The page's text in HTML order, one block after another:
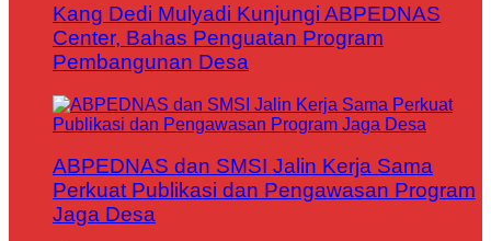
Kang Dedi Mulyadi Kunjungi ABPEDNAS
Center, Bahas Penguatan Program
Pembangunan Desa
ABPEDNAS dan SMSI Jalin Kerja Sama
Perkuat Publikasi dan Pengawasan Program
Jaga Desa